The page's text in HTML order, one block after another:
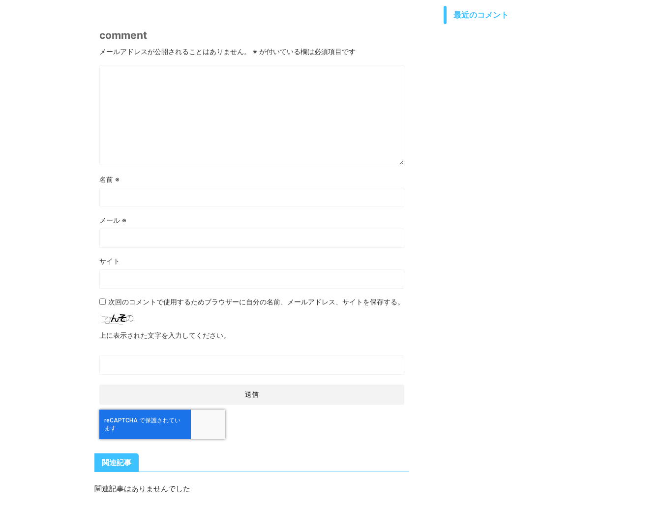
comment
メールアドレスが公開されることはありません。 ※ が付いている欄は必須項目です
名前 ※
メール ※
サイト
次回のコメントで使用するためブラウザーに自分の名前、メールアドレス、サイトを保存する。
上に表示された文字を入力してください。
関連記事
関連記事はありませんでした
最近のコメント